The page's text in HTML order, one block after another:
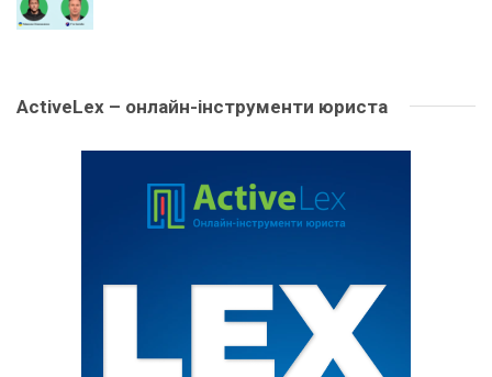
ActiveLex – онлайн-інструменти юриста